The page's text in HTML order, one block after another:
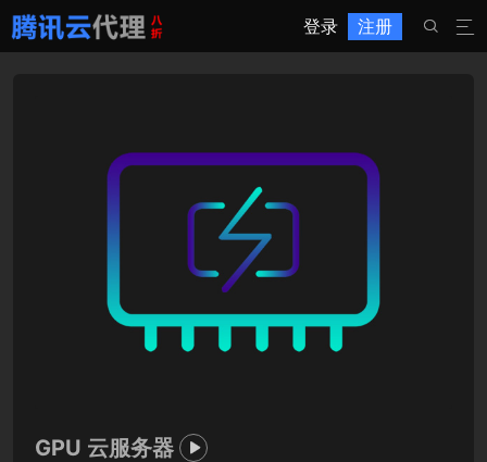
登录 注册 

GPU 云服务器 